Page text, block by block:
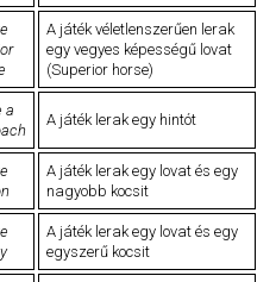
A játék véletlenszerűen lerak
egy vegyes képességű lovat
(Superior horse)
a
A játék lerak egy hintót
A játék lerak egy lovat és egy
nagyobb kocsit
A játék lerak egy lovat és egy
egyszerű kocsit